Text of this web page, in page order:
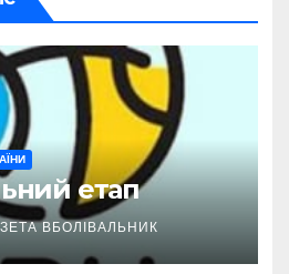
етап
ВБОЛІВАЛЬНИК